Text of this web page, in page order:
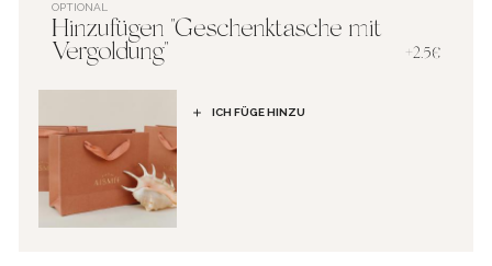
OPTIONAL
Hinzufügen "Geschenktasche mit
Vergoldung"
+2.5€
ICH FÜGE HINZU